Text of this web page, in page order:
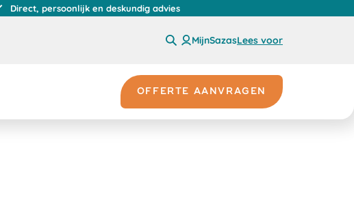
Direct, persoonlijk en deskundig advies
MijnSazasLees voor
OFFERTE AANVRAGEN